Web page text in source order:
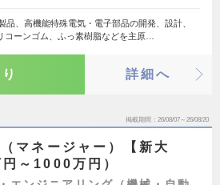
品、高機能特殊電気・電子部品の開発、設計、
ーンゴム、ふっ素樹脂などを主原…
詳細へ
掲載期間 26/08/07～26/08/20
マネージャー）【新大
～1000万円）